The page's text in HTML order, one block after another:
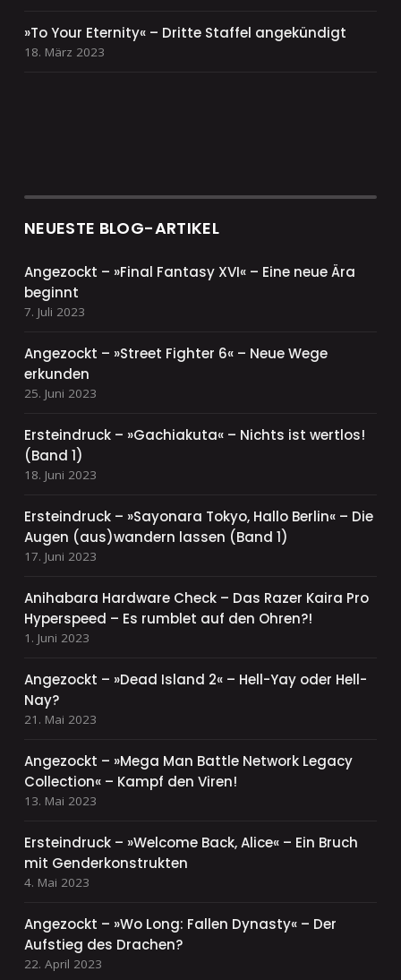
»To Your Eternity« – Dritte Staffel angekündigt
18. März 2023
NEUESTE BLOG-ARTIKEL
Angezockt – »Final Fantasy XVI« – Eine neue Ära
beginnt
7. Juli 2023
Angezockt – »Street Fighter 6« – Neue Wege
erkunden
25. Juni 2023
Ersteindruck – »Gachiakuta« – Nichts ist wertlos!
(Band 1)
18. Juni 2023
Ersteindruck – »Sayonara Tokyo, Hallo Berlin« – Die
Augen (aus)wandern lassen (Band 1)
17. Juni 2023
Anihabara Hardware Check – Das Razer Kaira Pro
Hyperspeed – Es rumblet auf den Ohren?!
1. Juni 2023
Angezockt – »Dead Island 2« – Hell-Yay oder Hell-
Nay?
21. Mai 2023
Angezockt – »Mega Man Battle Network Legacy
Collection« – Kampf den Viren!
13. Mai 2023
Ersteindruck – »Welcome Back, Alice« – Ein Bruch
mit Genderkonstrukten
4. Mai 2023
Angezockt – »Wo Long: Fallen Dynasty« – Der
Aufstieg des Drachen?
22. April 2023